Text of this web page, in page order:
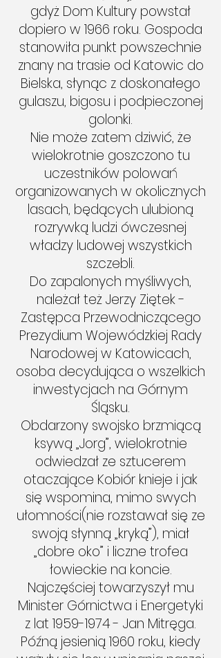
gdyż Dom Kultury powstał
dopiero w 1966 roku. Gospoda
stanowiła punkt powszechnie
znany na trasie od Katowic do
Bielska, słynąc z doskonałego
gulaszu, bigosu i podpieczonej
golonki.
Nie może zatem dziwić, że
wielokrotnie goszczono tu
uczestników polowań
organizowanych w okolicznych
lasach, będących ulubioną
rozrywką ludzi ówczesnej
władzy ludowej wszystkich
szczebli.
Do zapalonych myśliwych,
należał też Jerzy Ziętek -
Zastępca Przewodniczącego
Prezydium Wojewódzkiej Rady
Narodowej w Katowicach,
osoba decydująca o wszelkich
inwestycjach na Górnym
Śląsku.
Obdarzony swojsko brzmiącą
ksywą „Jorg”, wielokrotnie
odwiedzał ze sztucerem
otaczające Kobiór knieje i jak
się wspomina, mimo swych
ułomności(nie rozstawał się ze
swoją słynną „kryką”), miał
„dobre oko” i liczne trofea
łowieckie na koncie.
Najczęściej towarzyszył mu
Minister Górnictwa i Energetyki
z lat 1959-1974- Jan Mitręga.
Późną jesienią 1960 roku, kiedy